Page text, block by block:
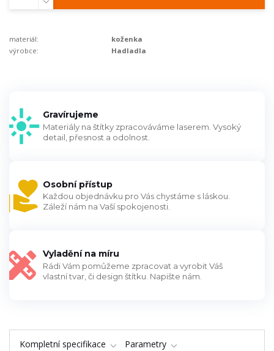
materiál:
koženka
výrobce:
Hadladla
Gravírujeme
Materiály na štítky zpracováváme laserem. Vysoký
detail, přesnost a odolnost.
Osobní přístup
Každou objednávku pro Vás chystáme s láskou.
Záleží nám na Vaší spokojenosti.
Vyladění na míru
Rádi Vám pomůžeme zpracovat a vyrobit Váš
vlastní tvar, či design štítku. Napište nám.
Kompletní specifikace Parametry